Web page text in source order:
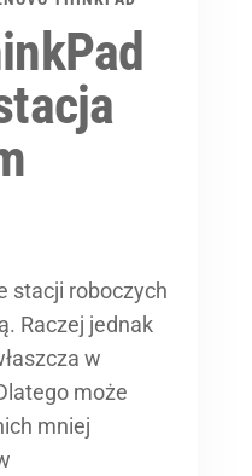
stacji roboczych
Raczej jednak
w
może
mniej